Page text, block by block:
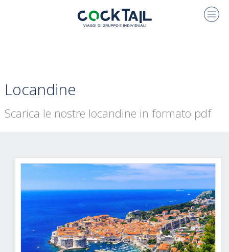
Locandine
Scarica le nostre locandine in formato pdf